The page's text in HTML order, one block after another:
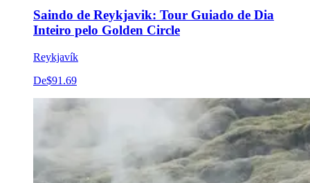
Saindo de Reykjavik: Tour Guiado de Dia
Inteiro pelo Golden Circle
Reykjavík
De$91.69